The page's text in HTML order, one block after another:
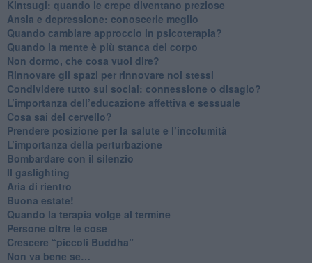
​Kintsugi: quando le crepe diventano preziose
Ansia e depressione: conoscerle meglio
Quando cambiare approccio in psicoterapia?
​Quando la mente è più stanca del corpo
Non dormo, che cosa vuol dire?
​Rinnovare gli spazi per rinnovare noi stessi
​Condividere tutto sui social: connessione o disagio?
​L’importanza dell’educazione affettiva e sessuale
​Cosa sai del cervello?
Prendere posizione per la salute e l’incolumità
L’importanza della perturbazione
​Bombardare con il silenzio
Il gaslighting
Aria di rientro
Buona estate!
​Quando la terapia volge al termine
​Persone oltre le cose
​Crescere “piccoli Buddha”
Non va bene se…